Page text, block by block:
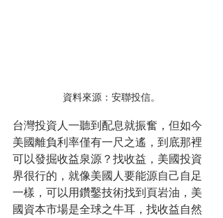
資料來源：安聯投信。
台灣投資人一聽到配息就振奮，但如今
美國離負利率僅有一尺之遙，到底那裡
可以發掘收益泉源？找收益，美國投資
界很行的，就像美國人要能源自己自足
一樣，可以用鑽鑿技術找到頁岩油，美
國資本市場是全球之牛耳，找收益自然